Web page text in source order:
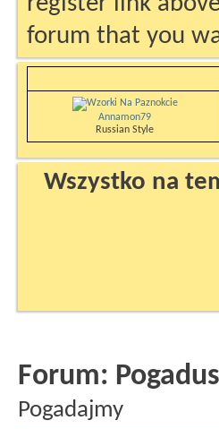
forum that you
Annamon79
Russian Style
Wszystko na
Forum:
Pogadajmy